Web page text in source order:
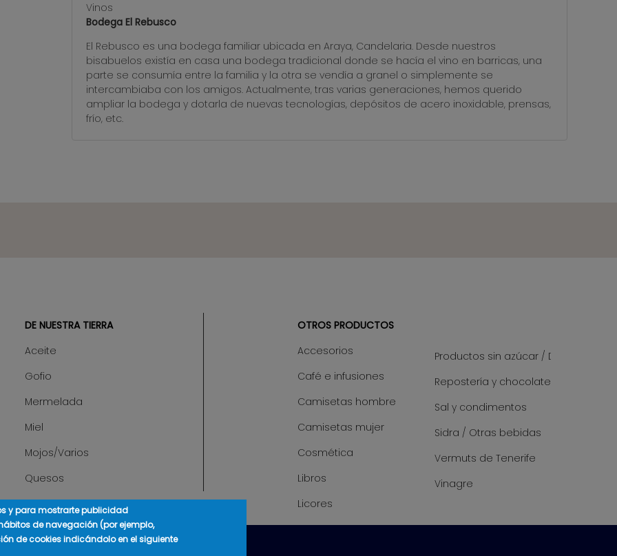
Vinos
Bodega El Rebusco
El Rebusco es una bodega familiar ubicada en Araya, Candelaria. Desde nuestros
bisabuelos existía en casa una bodega tradicional donde se hacía el vino en barricas, una
parte se consumía entre la familia y la otra se vendía a granel o simplemente se
intercambiaba con los amigos. Actualmente, tras varias generaciones, hemos querido
ampliar la bodega y dotarla de nuevas tecnologías, depósitos de acero inoxidable, prensas,
frío, etc.
DE NUESTRA TIERRA
Aceite
Gofio
Mermelada
Miel
Mojos/Varios
Quesos
OTROS PRODUCTOS
Accesorios
Café e infusiones
Camisetas hombre
Camisetas mujer
Cosmética
Libros
Licores
Productos sin azúcar / Diet
Repostería y chocolate
Sal y condimentos
Sidra / Otras bebidas
Vermuts de Tenerife
Vinagre
y para mostrarte publicidad
de navegación (por ejemplo,
de cookies indicándolo en el siguiente